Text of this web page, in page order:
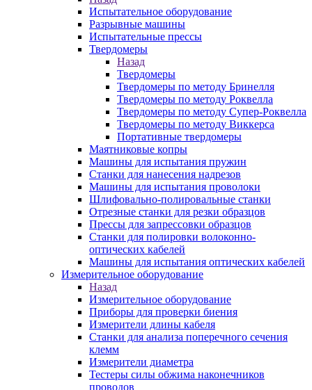
Испытательное оборудование
Разрывные машины
Испытательные прессы
Твердомеры
Назад
Твердомеры
Твердомеры по методу Бринелля
Твердомеры по методу Роквелла
Твердомеры по методу Супер-Роквелла
Твердомеры по методу Виккерса
Портативные твердомеры
Маятниковые копры
Машины для испытания пружин
Станки для нанесения надрезов
Машины для испытания проволоки
Шлифовально-полировальные станки
Отрезные станки для резки образцов
Прессы для запрессовки образцов
Станки для полировки волоконно-
оптических кабелей
Машины для испытания оптических кабелей
Измерительное оборудование
Назад
Измерительное оборудование
Приборы для проверки биения
Измерители длины кабеля
Станки для анализа поперечного сечения
клемм
Измерители диаметра
Тестеры силы обжима наконечников
проводов